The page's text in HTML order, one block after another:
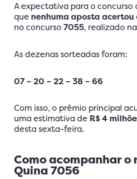
A expectativa para o concurso
que nenhuma aposta acertou
no concurso7055, realizado
As dezenas sorteadas foram:
07 – 20 – 22 – 38 – 66
Com isso, o prêmio principal
uma estimativa de R$ 4
desta sexta-feira.
Como acompanhar o
Quina 7056